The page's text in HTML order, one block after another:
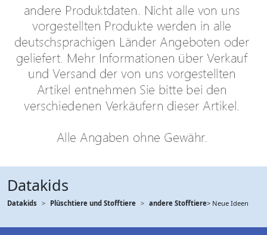
Datakids
Datakids Plüschtiere und Stofftiere andere Stofftiere> Neue Ideen